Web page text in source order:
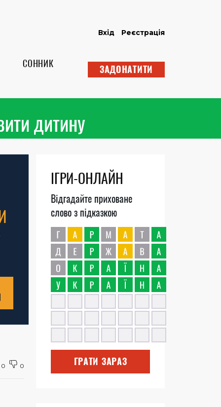
Вхід Реєстрація
СОННИК ЗАДОНАТИТИ
дитину
0 0
ІГРИ-ОНЛАЙН
Відгадайте приховане
слово з підказкою
ГРАТИ ЗАРАЗ